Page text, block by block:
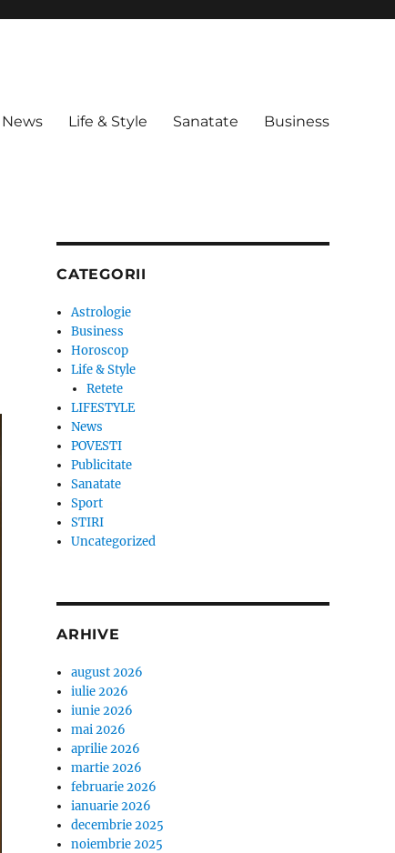
News Life & Style Sanatate Business
CATEGORII
Astrologie
Business
Horoscop
Life & Style
Retete
LIFESTYLE
News
POVESTI
Publicitate
Sanatate
Sport
STIRI
Uncategorized
ARHIVE
august 2026
iulie 2026
iunie 2026
mai 2026
aprilie 2026
martie 2026
februarie 2026
ianuarie 2026
decembrie 2025
noiembrie 2025